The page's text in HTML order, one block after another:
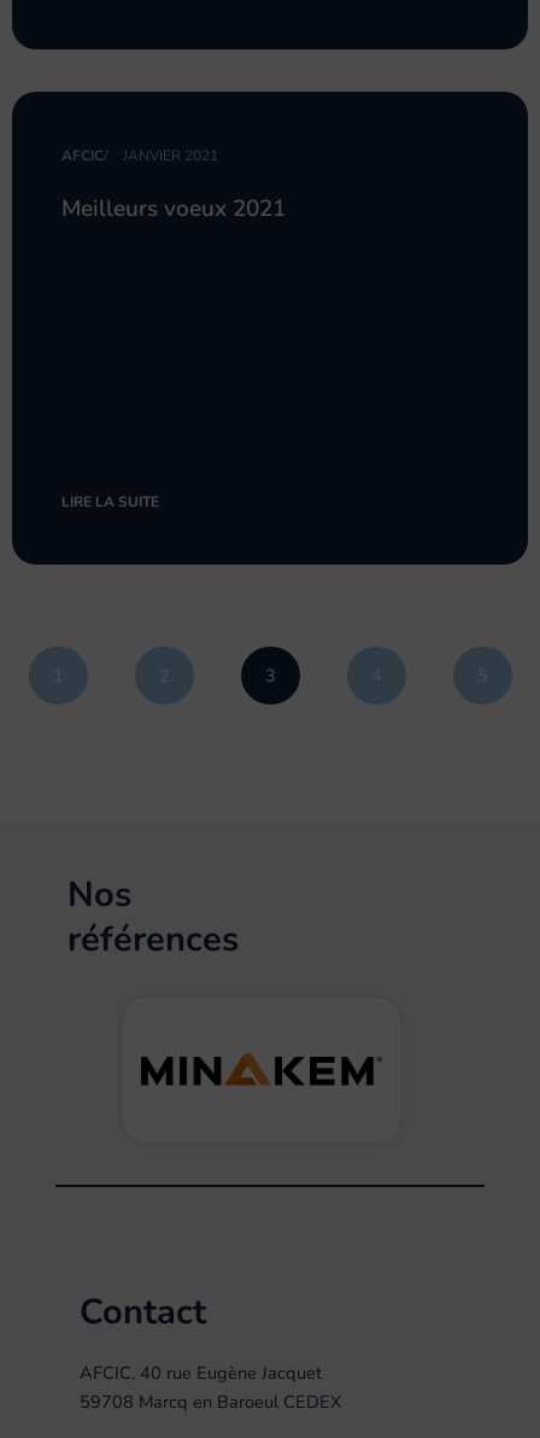
AFCIC/ JANVIER 2021
Meilleurs voeux 2021
LIRE LA SUITE
1 2 3 4 5
Nos
références
Contact
AFCIC, 40 rue Eugène Jacquet
59708 Marcq en Baroeul CEDEX